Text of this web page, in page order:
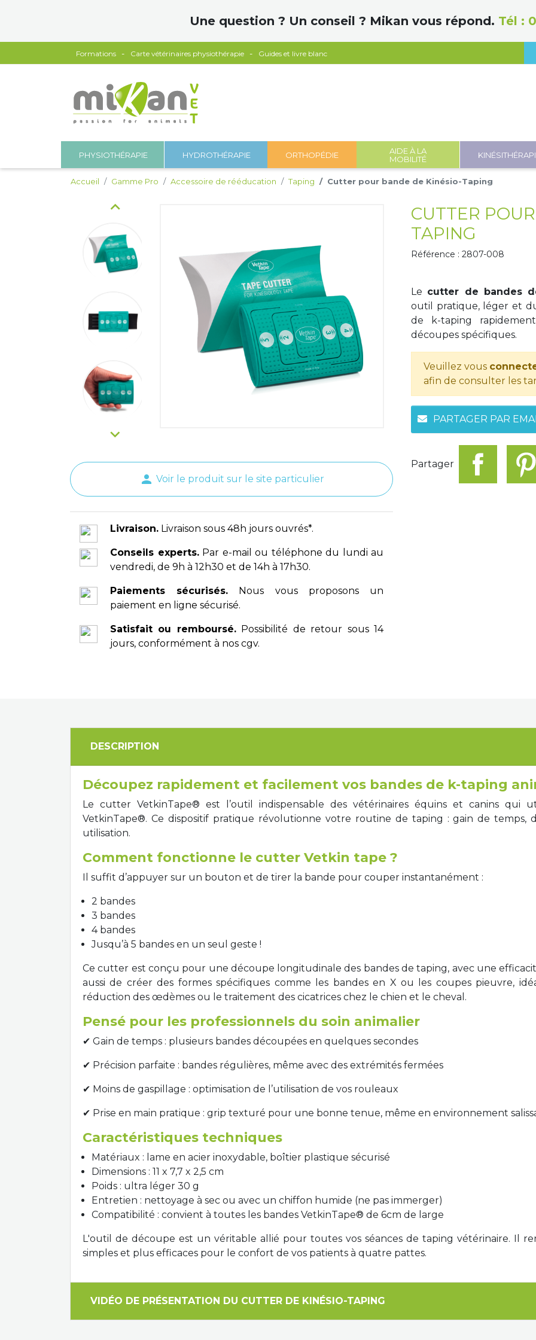
Une question ? Un conseil ? Mikan vous répond. Tél :
Formations Carte vétérinaires physiothérapie Guides et livre blanc
PHYSIOTHÉRAPIE HYDROTHÉRAPIE ORTHOPÉDIE
AIDE À LA
MOBILITÉ
Accueil Gamme Pro Accessoire de rééducation Taping Cutter pour bande de Kinésio-Taping


person Voir le produit sur le site particulier
Livraison. Livraison sous 48h jours ouvrés*.
Conseils experts.Par e-mail ou téléphone du lundi au
vendredi, de 9h à 12h30 et de 14h à 17h30.
Paiements sécurisés. Nous vous proposons un
paiement en ligne sécurisé.
Satisfait ou remboursé.Possibilité de retour sous 14
jours, conformément à nos cgv.
CUTTER
TAPING
Référence : 2807-008
Le cutter de bandes
outil pratique, léger et
de k-taping
découpes spécifiques.
Veuillez vous
afin de consulter les
PARTAGER PAR
Partager
DESCRIPTION
Découpez rapidement et facilement vos bandes de k-taping
Le cutter VetkinTape® est l’outil indispensable des vétérinaires équins et canins qui
VetkinTape®. Ce dispositif pratique révolutionne votre routine de taping : gain de temps,
utilisation.
Comment fonctionne le cutter Vetkin tape ?
Il suffit d’appuyer sur un bouton et de tirer la bande pour couper instantanément :
2 bandes
3 bandes
4 bandes
Jusqu’à 5 bandes en un seul geste !
Ce cutter est conçu pour une découpe longitudinale des bandes de taping, avec une
aussi de créer des formes spécifiques comme les bandes en X ou les coupes pieuvre,
réduction des œdèmes ou le traitement des cicatrices chez le chien et le cheval.
Pensé pour les professionnels du soin animalier
✔ Gain de temps : plusieurs bandes découpées en quelques secondes
✔ Précision parfaite : bandes régulières, même avec des extrémités fermées
✔ Moins de gaspillage : optimisation de l’utilisation de vos rouleaux
✔ Prise en main pratique : grip texturé pour une bonne tenue, même en environnement
Caractéristiques techniques
Matériaux : lame en acier inoxydable, boîtier plastique sécurisé
Dimensions : 11 x 7,7 x 2,5 cm
Poids : ultra léger 30 g
Entretien : nettoyage à sec ou avec un chiffon humide (ne pas immerger)
Compatibilité : convient à toutes les bandes VetkinTape® de 6cm de large
L'outil de découpe est un véritable allié pour toutes vos séances de taping vétérinaire. Il
simples et plus efficaces pour le confort de vos patients à quatre pattes.
VIDÉO DE PRÉSENTATION DU CUTTER DE KINÉSIO-TAPING